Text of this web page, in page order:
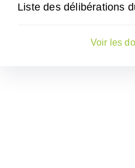
Liste des délibérations
Voir les